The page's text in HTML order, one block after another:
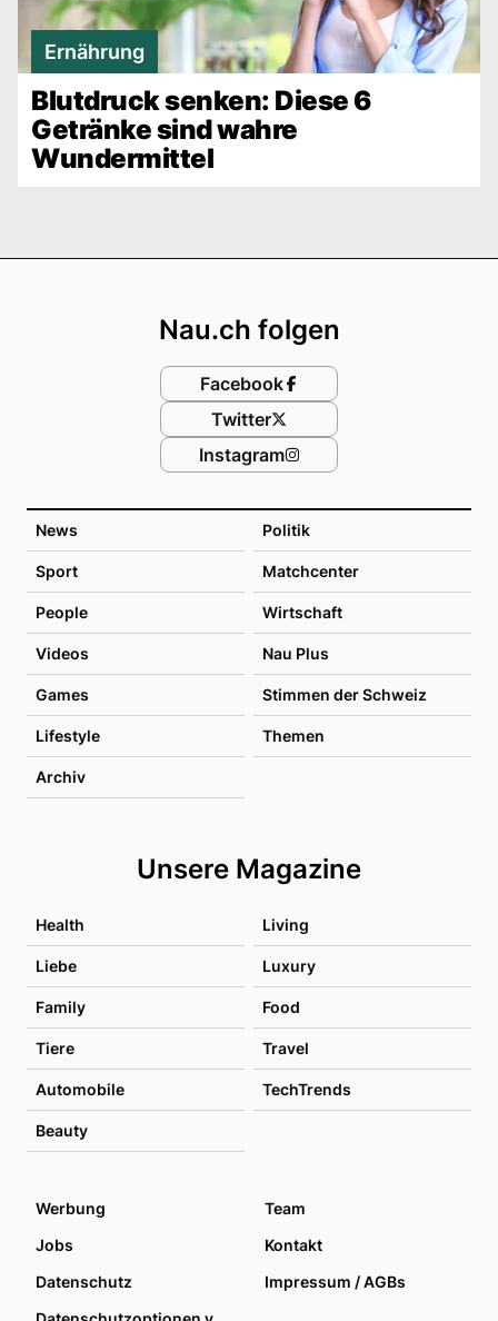
Ernährung
Blutdruck senken: Diese 6
Getränke sind wahre
Wundermittel
News Politik
Sport Matchcenter
People Wirtschaft
Videos Nau Plus
Games Stimmen der Schweiz
Lifestyle Themen
Archiv
Unsere Magazine
Health Living
Liebe Luxury
Family Food
Tiere Travel
Automobile TechTrends
Beauty
Nau.ch folgen
Facebook
Twitter
Instagram
Werbung
Team
Jobs
Kontakt
Datenschutz
Impressum / AGBs